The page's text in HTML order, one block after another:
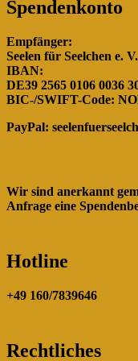
Spendenkonto
Empfänger:
Seelen für Seelchen e. V.
IBAN:
DE39 2565 0106 0036
BIC-/SWIFT-Code:
PayPal:
Wir sind anerkannt
Anfrage eine
Hotline
+49 160/7839646
Rechtliches